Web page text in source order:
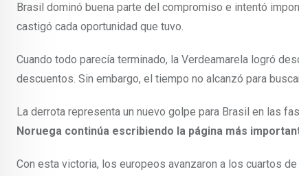
Brasil dominó buena parte del compromiso e intentó
castigó cada oportunidad que tuvo.
Cuando todo parecía terminado, la Verdeamarela logró
descuentos. Sin embargo, el tiempo no alcanzó para
La derrota representa un nuevo golpe para Brasil en las
Noruega continúa escribiendo la página más
Con esta victoria, los europeos avanzaron a los cuartos